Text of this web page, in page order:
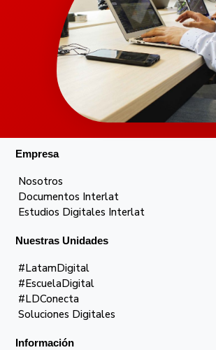
Empresa
Nosotros
Documentos Interlat
Estudios Digitales Interlat
Nuestras Unidades
#LatamDigital
#EscuelaDigital
#LDConecta
Soluciones Digitales
Información